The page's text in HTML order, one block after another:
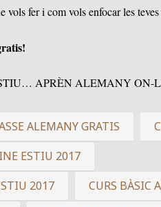
fer i com vols enfocar les
APRÈN ALEMANY ON-
ALEMANY GRATIS
ESTIU 2017
2017
CURS BÀSIC